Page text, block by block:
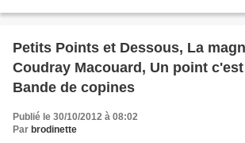
Petits Points et Dessous, La
Coudray Macouard, Un point
Bande de copines
Publié le 30/10/2012 à 08:02
Par brodinette